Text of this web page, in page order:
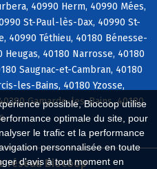
possible, Biocoop utilise
optimale du site, pour
le trafic et la performance
personnalisée en toute
d'avis à tout moment en
40990 Herm, 40990 Mées,
St-Paul-lès-Dax, 40990 St-
40990 Téthieu, 40180 Bénesse-
Heugas, 40180 Narrosse, 40180
Saugnac-et-Cambran, 40180
les-Bains, 40180 Yzosse,
Gamarde-les-Bains, 40180
réseau Biocoop